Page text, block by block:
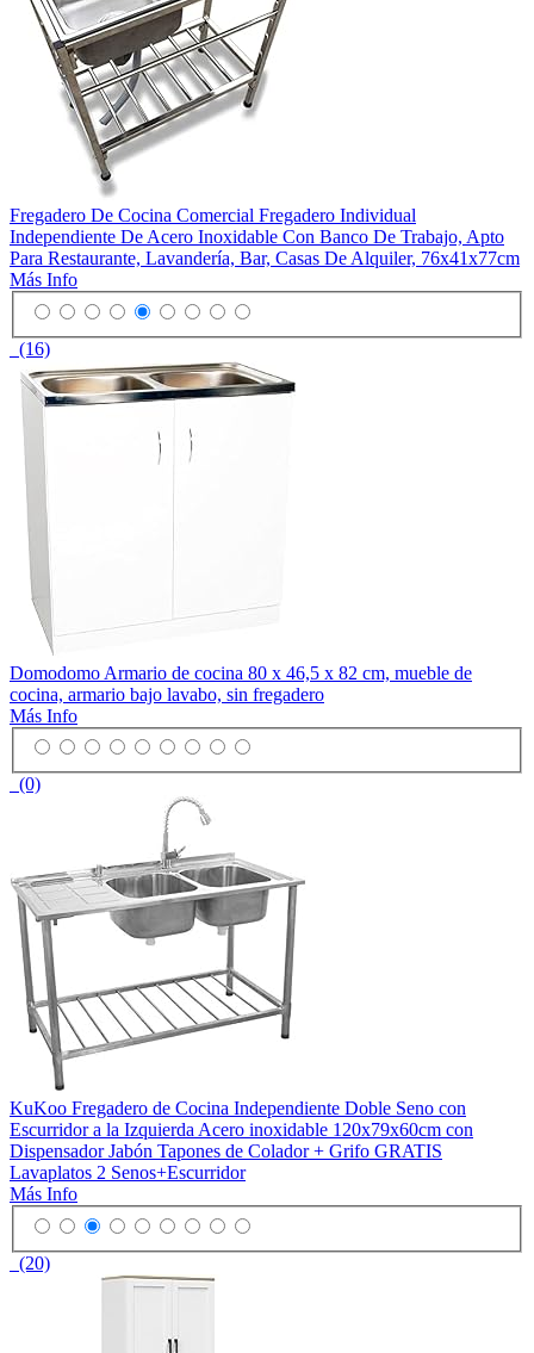
Fregadero De Cocina Comercial Fregadero Individual
Independiente De Acero Inoxidable Con Banco De Trabajo, Apto
Para Restaurante, Lavandería, Bar, Casas De Alquiler, 76x41x77cm
Más Info
(16)
Domodomo Armario de cocina 80 x 46,5 x 82 cm, mueble de
cocina, armario bajo lavabo, sin fregadero
Más Info
(0)
KuKoo Fregadero de Cocina Independiente Doble Seno con
Escurridor a la Izquierda Acero inoxidable 120x79x60cm con
Dispensador Jabón Tapones de Colador + Grifo GRATIS
Lavaplatos 2 Senos+Escurridor
Más Info
(20)